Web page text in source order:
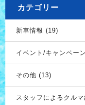
カテゴリー
新車情報 (19)
イベント/キャンペー
その他 (13)
スタッフによるクル